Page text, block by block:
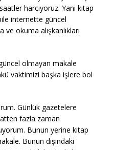
harcıyoruz. Yani kitap
internette güncel
okuma alışkanlıkları
olmayan makale
vaktimizi başka işlere bol
Günlük gazetelere
fazla zaman
Bunun yerine kitap
Bunun dışındaki